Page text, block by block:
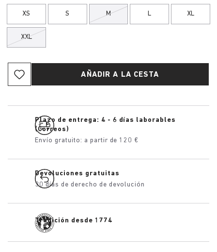
XS S M L XL
XXL
AÑADIR A LA CESTA
Plazo de entrega: 4 - 6 días laborables
(Correos)
Envío gratuito: a partir de 120 €
Devoluciones gratuitas
30 días de derecho de devolución
Tradición desde 1774